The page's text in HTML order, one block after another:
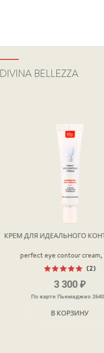
DIVINA BELLEZZA
МАСКА ДЛЯ ЛИЦА С
micro hole wine hydrogel face
680 ₽
По карте Пьемаджио 544
В КОРЗИНУ